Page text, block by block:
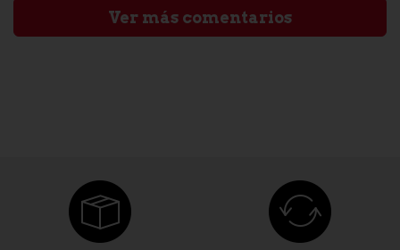
Ver más comentarios